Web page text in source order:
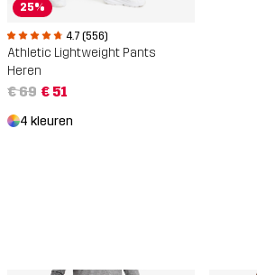
25%
4.7 (556)
Athletic Lightweight Pants
Heren
€ 69 € 51
4 kleuren